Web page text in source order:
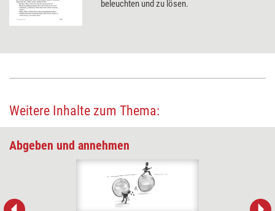
beleuchten und zu lösen.
Weitere Inhalte zum Thema:
Abgeben und annehmen